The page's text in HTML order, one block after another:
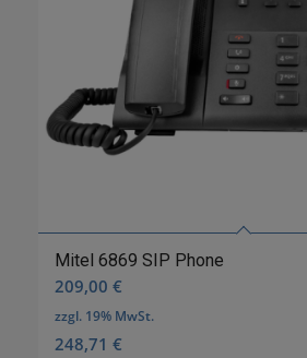
Mitel 6869 SIP Phone
209,00 €
zzgl. 19% MwSt.
248,71 €